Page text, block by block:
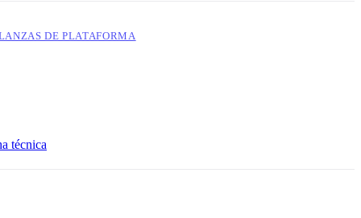
DE PLATAFORMA
técnica